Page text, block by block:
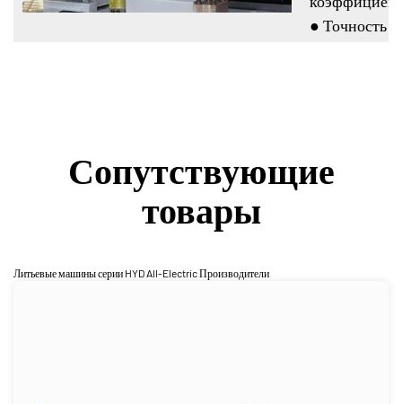
● Точность
Сопутствующие
товары
Литьевые машины серии HYD All-Electric Производители